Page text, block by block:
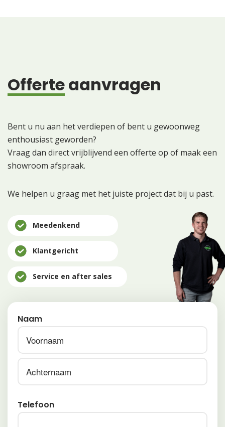
Offerteaanvragen
Bent u nu aan het verdiepen of bent u gewoonweg
enthousiast geworden?
Vraag dan direct vrijblijvend een offerte op of maak een
showroom afspraak.
We helpen u graag met het juiste project dat bij u past.
Meedenkend
Klantgericht
Service en after sales
Naam
Telefoon